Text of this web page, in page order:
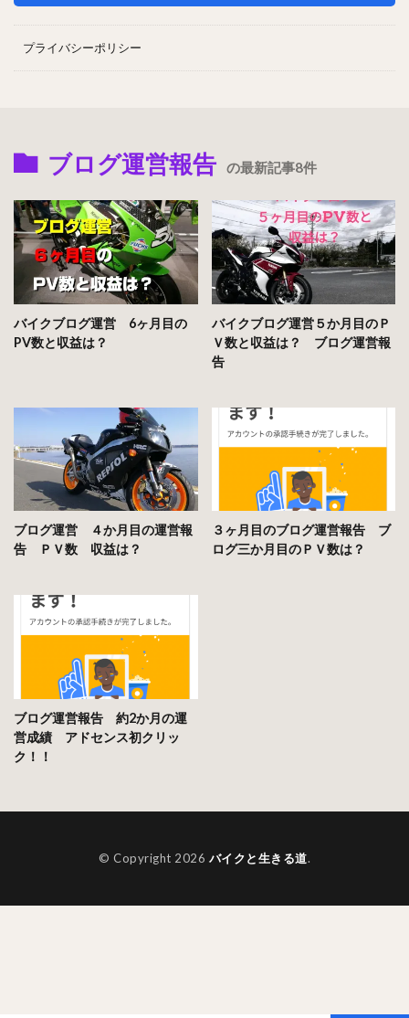
プライバシーポリシー
ブログ運営報告 の最新記事8件
バイクブログ運営 6ヶ月目の
PV数と収益は？
バイクブログ運営５か月目のＰ
Ｖ数と収益は？ ブログ運営報
告
ブログ運営 ４か月目の運営報
告 ＰＶ数 収益は？
３ヶ月目のブログ運営報告 ブ
ログ三か月目のＰＶ数は？
ブログ運営報告 約2か月の運
営成績 アドセンス初クリッ
ク！！
© Copyright 2026 バイクと生きる道.